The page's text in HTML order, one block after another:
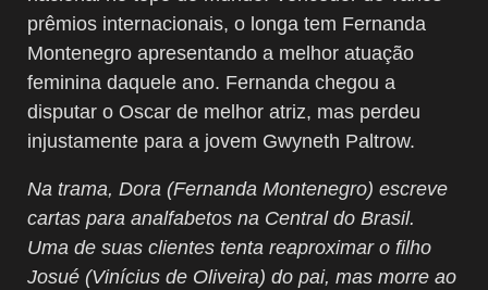
prêmios internacionais, o longa tem Fernanda
Montenegro apresentando a melhor atuação
feminina daquele ano. Fernanda chegou a
disputar o Oscar de melhor atriz, mas perdeu
injustamente para a jovem Gwyneth Paltrow.
Na trama, Dora (Fernanda Montenegro) escreve
cartas para analfabetos na Central do Brasil.
Uma de suas clientes tenta reaproximar o filho
Josué (Vinícius de Oliveira) do pai, mas morre ao